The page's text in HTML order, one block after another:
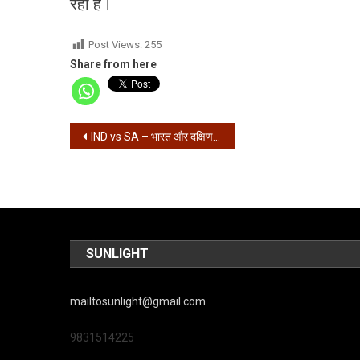
रही है।
Post Views: 255
Share from here
Post
IND vs SA – भारत और दक्षिण अफ्रीका के बीच पहला टेस्ट आज से
SUNLIGHT
mailtosunlight@gmail.com
9831514225